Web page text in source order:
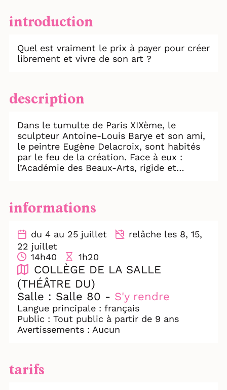
introduction
Quel est vraiment le prix à payer pour créer
librement et vivre de son art ?
description
Dans le tumulte de Paris XIXème, le
sculpteur Antoine-Louis Barye et son ami,
le peintre Eugène Delacroix, sont habités
par le feu de la création. Face à eux :
l’Académie des Beaux-Arts, rigide et
Barye est l’histoire vraie d’un artiste qui
veut être libre dans un monde qui cherche
profondément humaine : celle de
quelqu’un qui chute, doute, s’accroche et
finira peut-être par être entendu. Un
spectacle pour ceux qui, habités par leur
vocation, doutent et choisissent de
persévérer encore et encore.
PRIX DE LA PRESSE - Festival de Théâtre
de Solliès-Pont 2026
PRIX ACQUAVIVA 2025
inspirant... et très actuel"
informations
du 4 au 25 juillet
relâche les 8, 15,
22 juillet
14h40
1h20
COLLÈGE DE LA SALLE
(THÉÂTRE DU)
Salle : Salle 80 - S'y rendre
Langue principale : français
Public : Tout public à partir de 9 ans
Avertissements : Aucun
tarifs